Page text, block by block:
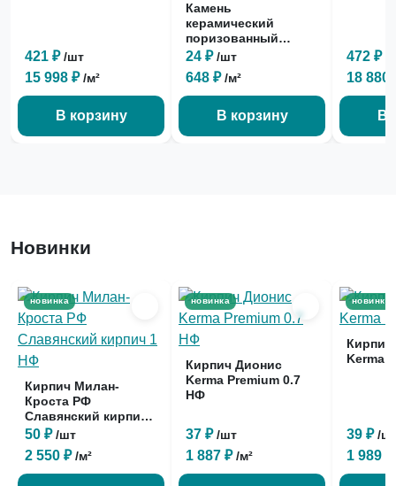
421 ₽/шт
15 998 ₽/м²
В корзину
Камень
керамический
поризованный
Римкер 2,1 НФ
24 ₽/шт
648 ₽/м²
В корзину
472 ₽
18 880
В
Новинки
Кирпич Милан-
Кроста РФ
Славянский кирпич
1 НФ
50 ₽/шт
2 550 ₽/м²
новинка
Кирпич Дионис
Kerma Premium 0.7
НФ
37 ₽/шт
1 887 ₽/м²
новинка
Kerma
39 ₽/
1 989 ₽
новинка